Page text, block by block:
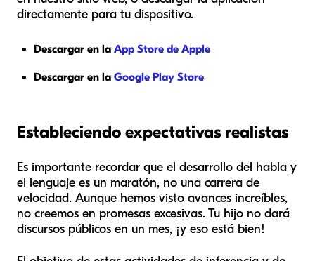
directamente para tu dispositivo.
Descargar en la App Store de Apple
Descargar en la Google Play Store
Estableciendo expectativas realistas
Es importante recordar que el desarrollo del habla y
el lenguaje es un maratón, no una carrera de
velocidad. Aunque hemos visto avances increíbles,
no creemos en promesas excesivas. Tu hijo no dará
discursos públicos en un mes, ¡y eso está bien!